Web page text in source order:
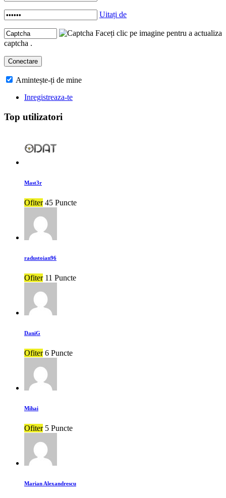
Uitați de
Faceți clic pe imagine pentru a actualiza
captcha .
Amintește-ți de mine
Inregistreaza-te
Top utilizatori
Mast3r
Ofiter 45 Puncte
radustoian96
Ofiter 11 Puncte
DaniG
Ofiter 6 Puncte
Mihai
Ofiter 5 Puncte
Marian Alexandrescu